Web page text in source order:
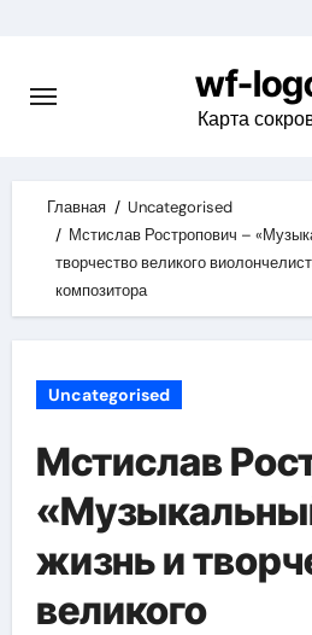
content
wf-
Карта
Главная
Uncategorised
Мстислав Ростропович –
творчество великого
композитора
Uncategorised
Мстислав
жизнь и
великого